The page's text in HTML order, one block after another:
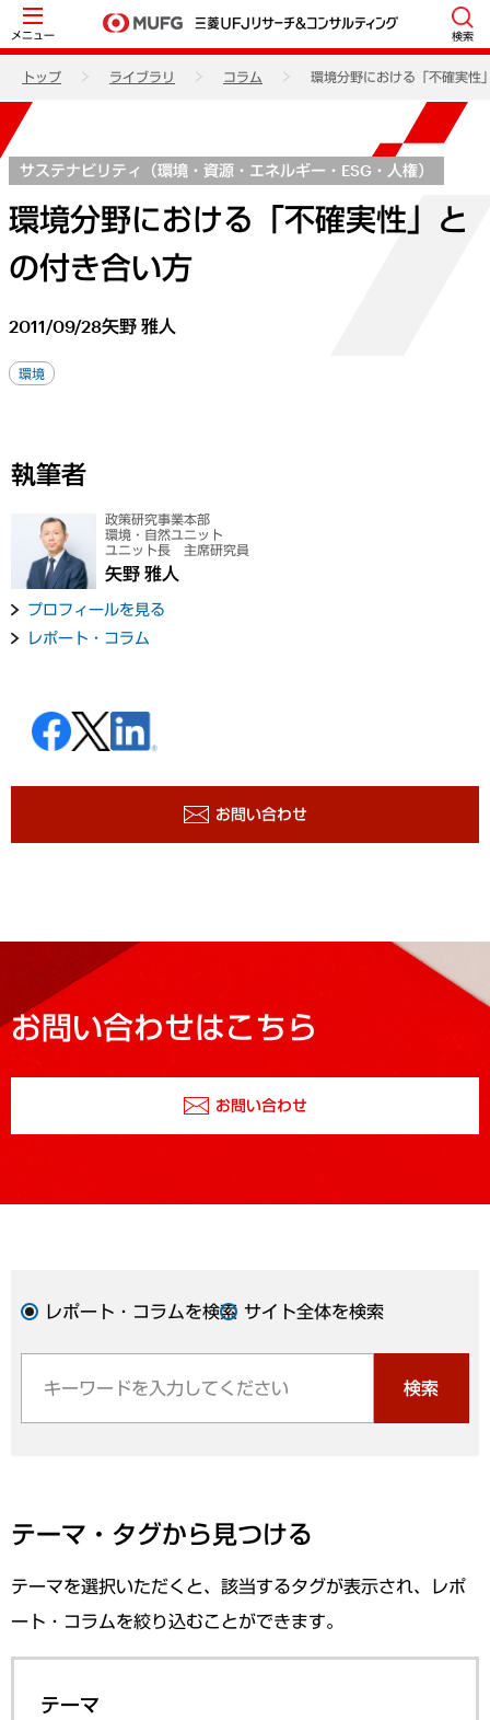
メニュー 検索
トップ ライブラリ コラム 環境分野における「不確実性
サステナビリティ（環境・資源・エネルギー・ESG・人権）
環境分野における「不確実性」と
の付き合い方
2011/09/28矢野 雅人
環境
執筆者
政策研究事業本部
環境・自然ユニット
ユニット長 主席研究員
矢野 雅人
プロフィールを見る
レポート・コラム
お問い合わせ
お問い合わせはこちら
お問い合わせ
レポート・コラムを検索 サイト全体を検索
検索
テーマ・タグから見つける
テーマを選択いただくと、該当するタグが表示され、レポ
ート・コラムを絞り込むことができます。
テーマ